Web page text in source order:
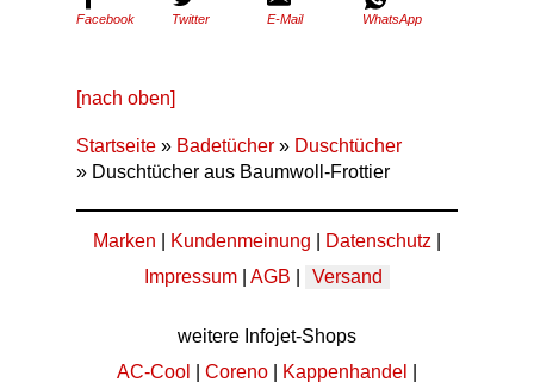
Facebook Twitter E-Mail WhatsApp
[nach oben]
Startseite » Badetücher » Duschtücher
» Duschtücher aus Baumwoll-Frottier
Marken Kundenmeinung Datenschutz
Impressum
AGB Versand
weitere Infojet-Shops
AC-Cool
Coreno Kappenhandel